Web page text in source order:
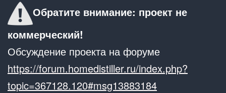
Обратите внимание: проект не
коммерческий!
Обсуждение проекта на форуме
https://forum.homedistiller.ru/index.php?
topic=367128.120#msg13883184